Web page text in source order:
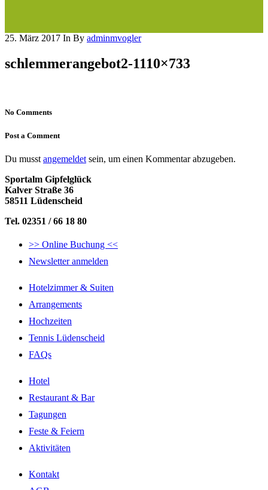
25. März 2017 In By adminmvogler
schlemmerangebot2-1110×733
No Comments
Post a Comment
Du musst angemeldet sein, um einen Kommentar abzugeben.
Sportalm Gipfelglück
Kalver Straße 36
58511 Lüdenscheid
Tel. 02351 / 66 18 80
>> Online Buchung <<
Newsletter anmelden
Hotelzimmer & Suiten
Arrangements
Hochzeiten
Tennis Lüdenscheid
FAQs
Hotel
Restaurant & Bar
Tagungen
Feste & Feiern
Aktivitäten
Kontakt